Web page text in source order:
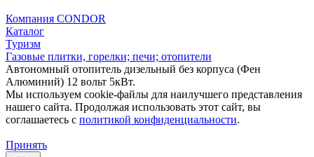
Компания CONDOR
Каталог
Туризм
Газовые плитки, горелки; печи; отопители
Автономный отопитель дизельный без корпуса (Фен
Алюминий) 12 вольт 5кВт.
Мы используем cookie-файлы для наилучшего представления
нашего сайта. Продолжая использовать этот сайт, вы
соглашаетесь c политикой конфиденциальности.
Принять